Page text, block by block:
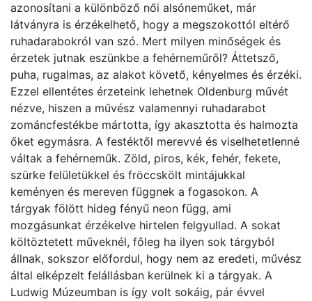
azonosítani a különböző női alsóneműket, már
látványra is érzékelhető, hogy a megszokottól eltérő
ruhadarabokról van szó. Mert milyen minőségek és
érzetek jutnak eszünkbe a fehérneműről? Áttetsző,
puha, rugalmas, az alakot követő, kényelmes és érzéki.
Ezzel ellentétes érzeteink lehetnek Oldenburg művét
nézve, hiszen a művész valamennyi ruhadarabot
zománcfestékbe mártotta, így akasztotta és halmozta
őket egymásra. A festéktől merevvé és viselhetetlenné
váltak a fehérneműk. Zöld, piros, kék, fehér, fekete,
szürke felületükkel és fröccskölt mintájukkal
keményen és mereven függnek a fogasokon. A
tárgyak fölött hideg fényű neon függ, ami
mozgásunkat érzékelve hirtelen felgyullad. A sokat
költöztetett műveknél, főleg ha ilyen sok tárgyból
állnak, sokszor előfordul, hogy nem az eredeti, művész
által elképzelt felállásban kerülnek ki a tárgyak. A
Ludwig Múzeumban is így volt sokáig, pár évvel